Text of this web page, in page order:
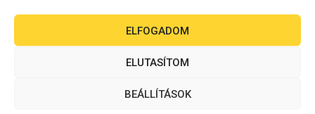
ELFOGADOM
ELUTASÍTOM
BEÁLLÍTÁSOK
vonalkódnyomtatási funkciókkal bír, amelyek
személyre szabását emblémák és